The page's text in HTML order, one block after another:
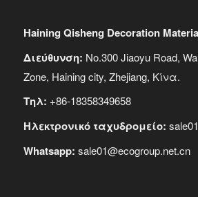
Haining Qisheng Decoration
Διεύθυνση: No.300 Jiaoyu Road,
Zone, Haining city, Zhejiang, Κίνα.
Τηλ: +86-18358349658
Ηλεκτρονικό ταχυδρομείο:
Whatsapp: sale01@ecogroup.net.cn